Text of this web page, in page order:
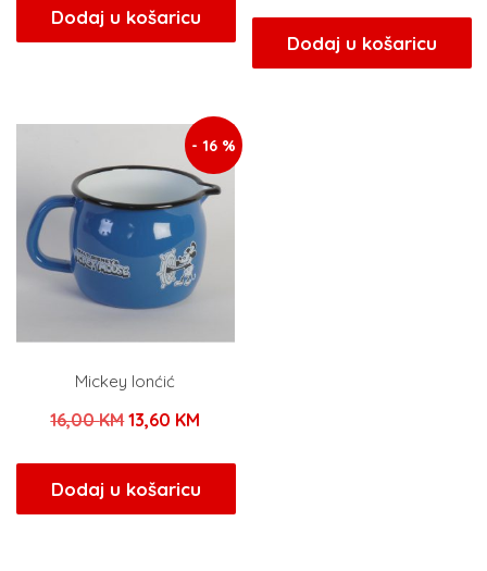
bila
je:
je:
16,15 KM.
Dodaj u košaricu
bila
je:
je:
3,82
Dodaj u košaricu
- 16 %
Mickey lonćić
16,00KMIzvorna
bila
je:
13,60 KM
je:
13,60 KM.
Dodaj u košaricu